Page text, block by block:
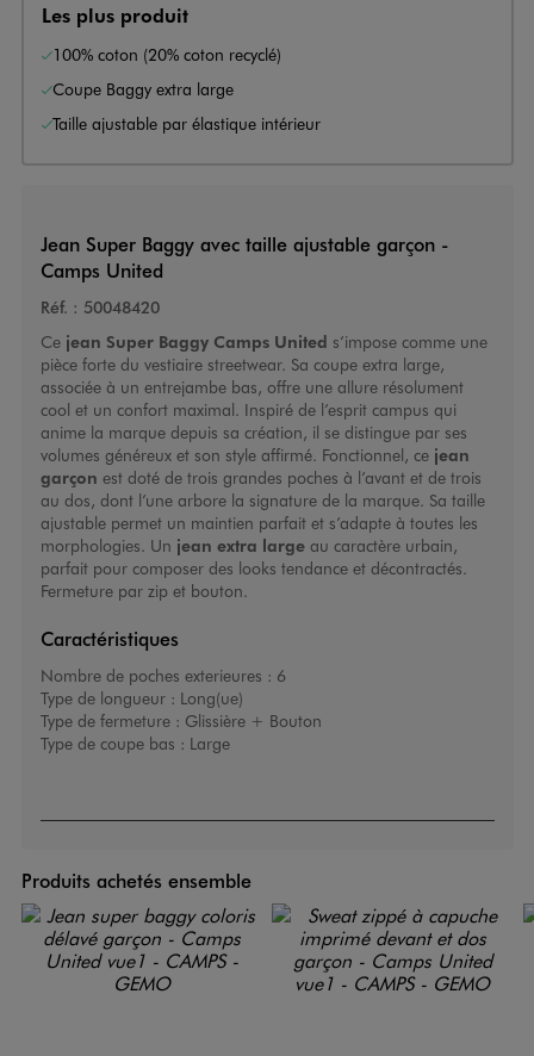
Les plus produit
100% coton (20% coton recyclé)
Coupe Baggy extra large
Taille ajustable par élastique intérieur
Jean Super Baggy avec taille ajustable garçon -
Camps United
Réf. : 50048420
Ce jean Super Baggy Camps United s’impose comme une
pièce forte du vestiaire streetwear. Sa coupe extra large,
associée à un entrejambe bas, offre une allure résolument
cool et un confort maximal. Inspiré de l’esprit campus qui
anime la marque depuis sa création, il se distingue par ses
volumes généreux et son style affirmé. Fonctionnel, ce jean
garçon est doté de trois grandes poches à l’avant et de trois
au dos, dont l’une arbore la signature de la marque. Sa taille
ajustable permet un maintien parfait et s’adapte à toutes les
morphologies. Un jean extra largeau caractère urbain,
parfait pour composer des looks tendance et décontractés.
Fermeture par zip et bouton.
Caractéristiques
Nombre de poches exterieures : 6
Type de longueur : Long(ue)
Type de fermeture : Glissière + Bouton
Type de coupe bas : Large
Produits achetés ensemble